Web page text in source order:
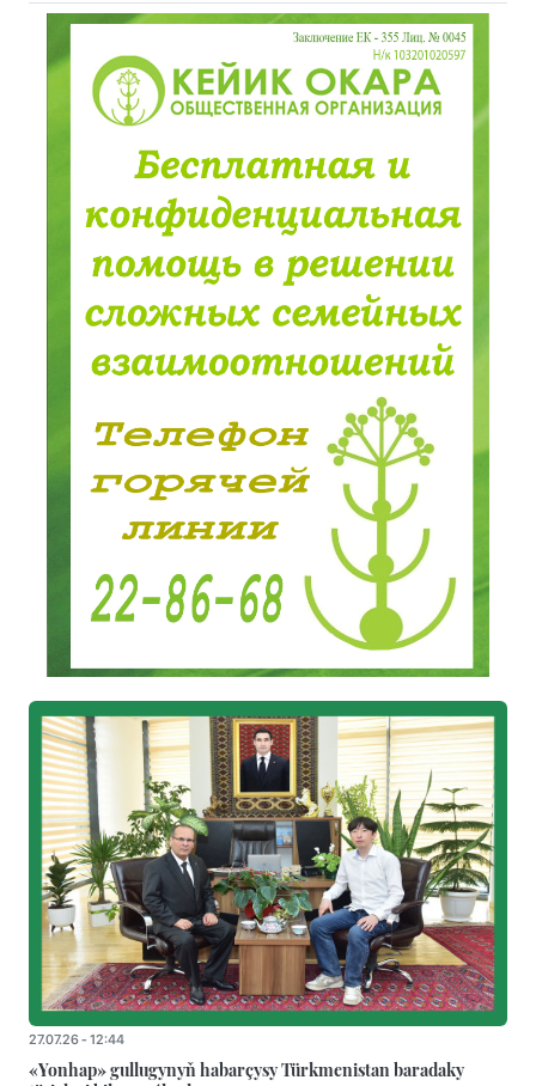
27.07.26 - 12:44
«Yonhap» gullugynyň habarçysy Türkmenistan baradaky